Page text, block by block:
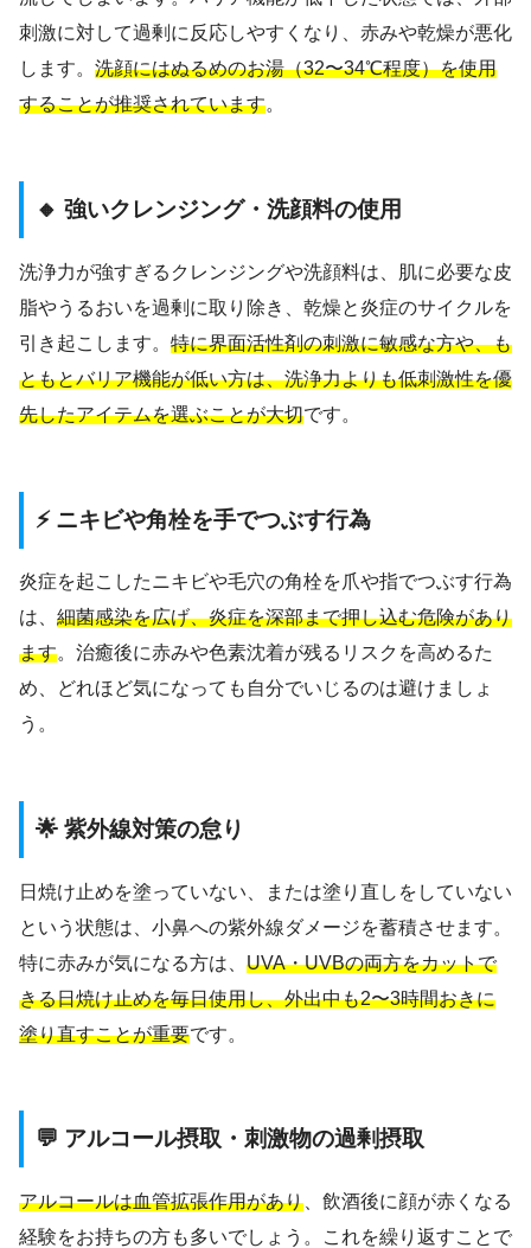
刺激に対して過剰に反応しやすくなり、赤みや乾燥が悪化
します。 洗顔にはぬるめのお湯（32〜34℃程度）を使用
することが推奨されています。
🔸 強いクレンジング・洗顔料の使用
洗浄力が強すぎるクレンジングや洗顔料は、肌に必要な皮
脂やうるおいを過剰に取り除き、乾燥と炎症のサイクルを
引き起こします。 特に界面活性剤の刺激に敏感な方や、も
ともとバリア機能が低い方は、洗浄力よりも低刺激性を優
先したアイテムを選ぶことが大切です。
⚡ ニキビや角栓を手でつぶす行為
炎症を起こしたニキビや毛穴の角栓を爪や指でつぶす行為
は、 細菌感染を広げ、炎症を深部まで押し込む危険があり
ます。治癒後に赤みや色素沈着が残るリスクを高めるた
め、どれほど気になっても自分でいじるのは避けましょ
う。
🌟 紫外線対策の怠り
日焼け止めを塗っていない、または塗り直しをしていない
という状態は、小鼻への紫外線ダメージを蓄積させます。
特に赤みが気になる方は、 UVA・UVBの両方をカットで
きる日焼け止めを毎日使用し、外出中も2〜3時間おきに
塗り直すことが重要です。
💬 アルコール摂取・刺激物の過剰摂取
アルコールは血管拡張作用があり 、飲酒後に顔が赤くなる
経験をお持ちの方も多いでしょう。これを繰り返すことで